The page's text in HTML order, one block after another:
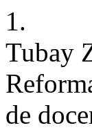
1.
Tubay
de